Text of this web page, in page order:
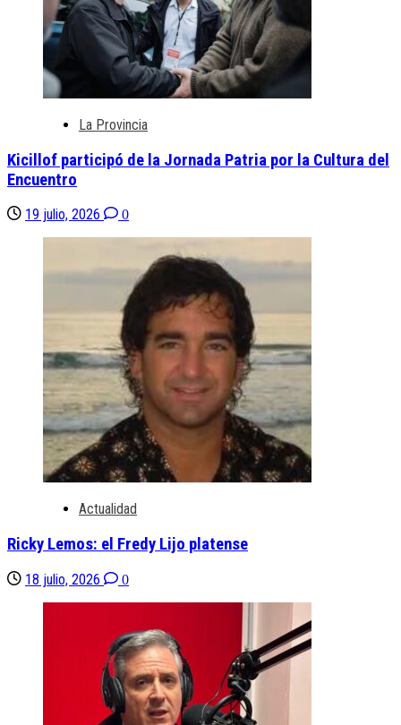
La Provincia
Kicillof participó de la Jornada Patria por la Cultura del
Encuentro
19 julio, 2026 0
Actualidad
Ricky Lemos: el Fredy Lijo platense
18 julio, 2026 0